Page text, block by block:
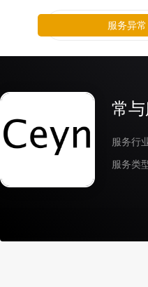
常
服务行
服务类
服务异